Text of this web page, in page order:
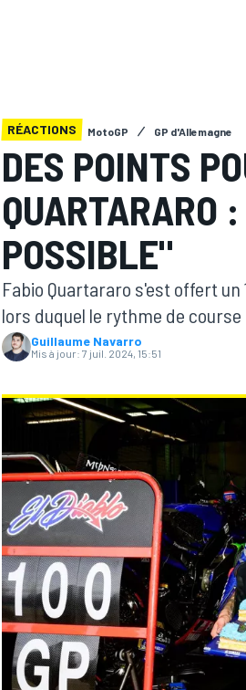
MOTOGP
WRC
RÉACTIONS MotoGP GP d'Allemagne
DES POINTS
QUARTARARO
POSSIBLE"
Fabio Quartararo s'est offert
lors duquel le rythme de
Guillaume Navarro
Mis à jour: 7 juil. 2024, 15:51